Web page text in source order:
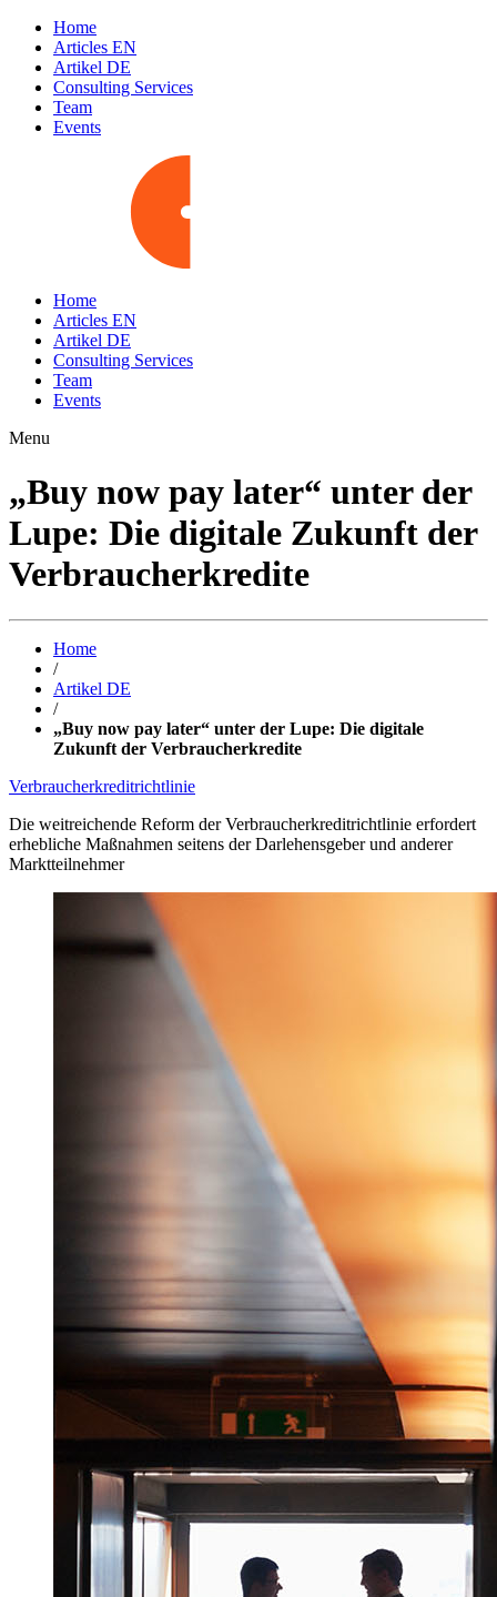
Home
Articles EN
Artikel DE
Consulting Services
Team
Events
Home
Articles EN
Artikel DE
Consulting Services
Team
Events
Menu
„Buy now pay later“ unter der
Lupe: Die digitale Zukunft der
Verbraucherkredite
Home
/
Artikel DE
/
„Buy now pay later“ unter der Lupe: Die digitale
Zukunft der Verbraucherkredite
Verbraucherkreditrichtlinie
Die weitreichende Reform der Verbraucherkreditrichtlinie erfordert
erhebliche Maßnahmen seitens der Darlehensgeber und anderer
Marktteilnehmer